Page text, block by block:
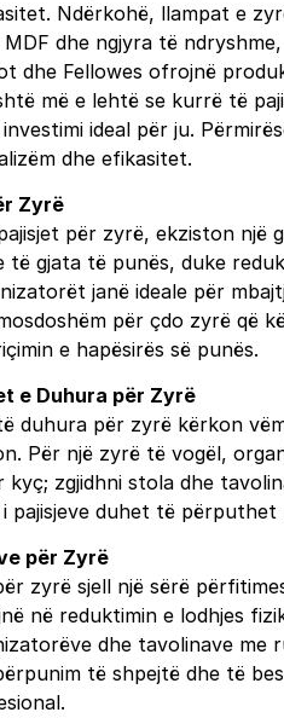
Ndërkohë, llampat e
dhe ngjyra të
dhe Fellowes ofrojnë
më e lehtë se kurrë të
investimi ideal për ju.
dhe efikasitet.
Zyrë
për zyrë, ekziston një
të gjata të punës, duke
janë ideale për
për çdo zyrë që
e hapësirës së punës.
e Duhura për Zyrë
duhura për zyrë kërkon
Për një zyrë të vogël,
zgjidhni stola dhe
pajisjeve duhet të
për Zyrë
zyrë sjell një sërë
në reduktimin e lodhjes
dhe tavolinave
të shpejtë dhe të